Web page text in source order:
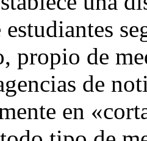
propio de
de
en